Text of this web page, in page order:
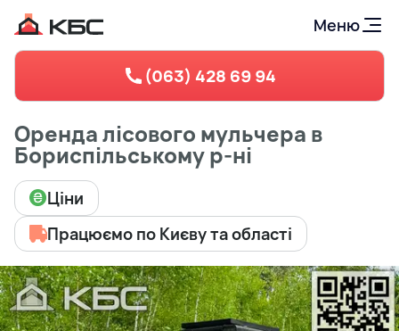
Меню
(063) 428 69 94
Оренда лісового мульчера в
Бориспільському р-ні
Ціни
Працюємо по Києву та області